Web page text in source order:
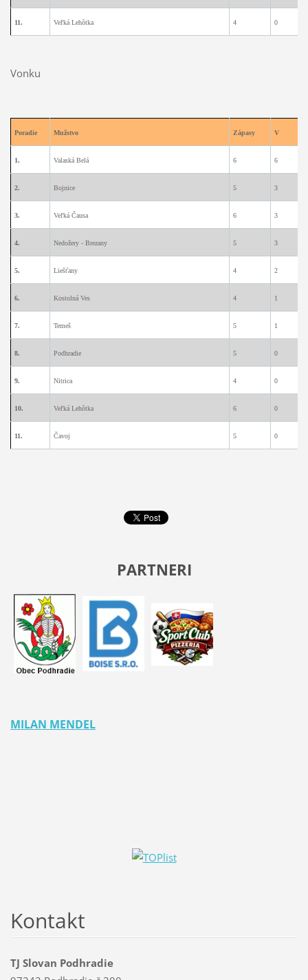
11. Veľká Lehôtka 4 0
Vonku
Poradie Mužstvo Zápasy V
1. Valaská Belá 6 6
2. Bojnice 5 3
3. Veľká Čausa 6 3
4. Nedožery - Brezany 5 3
5. Liešťany 4 2
6. Kostolná Ves 4 1
7. Temeš 5 1
8. Podhradie 5 0
9. Nitrica 4 0
10. Veľká Lehôtka 6 0
11. Čavoj 5 0
PARTNERI
MILAN MENDEL
Kontakt
TJ Slovan Podhradie